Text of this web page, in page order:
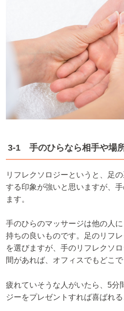
3-1 手のひらなら相手や場
リフレクソロジーというと、足
する印象が強いと思いますが、
ます。
手のひらのマッサージは他の人
持ちの良いものです。足のリフ
を選びますが、手のリフレクソ
間があれば、オフィスでもどこ
疲れていそうな人がいたら、5分
ジーをプレゼントすれば喜ばれ